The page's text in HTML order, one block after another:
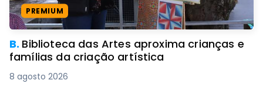
PREMIUM
B. Biblioteca das Artes aproxima crianças e
famílias da criação artística
8 agosto 2026